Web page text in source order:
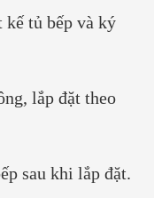
kế tủ bếp và ký
lắp đặt theo
sau khi lắp đặt.